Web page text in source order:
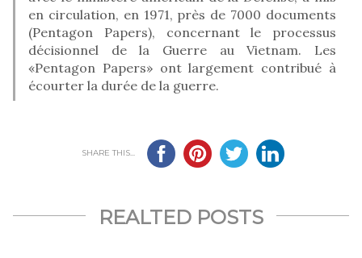
en circulation, en 1971, près de 7000 documents
(Pentagon Papers), concernant le processus
décisionnel de la Guerre au Vietnam. Les
«Pentagon Papers» ont largement contribué à
écourter la durée de la guerre.
SHARE THIS...
REALTED POSTS